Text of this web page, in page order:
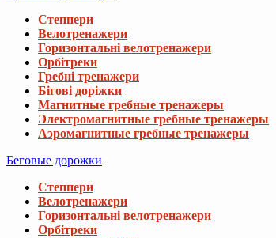
Степпери
Велотренажери
Горизонтальні велотренажери
Орбітреки
Гребні тренажери
Бігові доріжки
Магнитные гребные тренажеры
Электромагнитные гребные тренажеры
Аэромагнитные гребные тренажеры
Беговые дорожки
Степпери
Велотренажери
Горизонтальні велотренажери
Орбітреки
Набор Hop-Sport Strong
Набор Elitum Titan гантели
4 667 грн